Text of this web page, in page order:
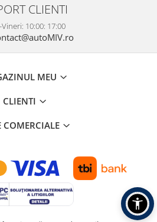
CLIENTI
10:00: 17:00
MEU
CLIENTI
COMERCIALE